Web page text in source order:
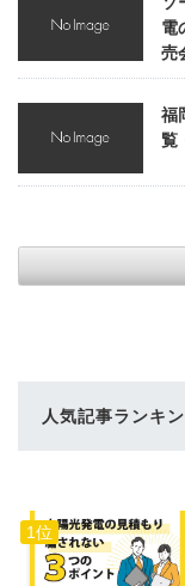
電
売
福
覧
人気記事ランキ
1位